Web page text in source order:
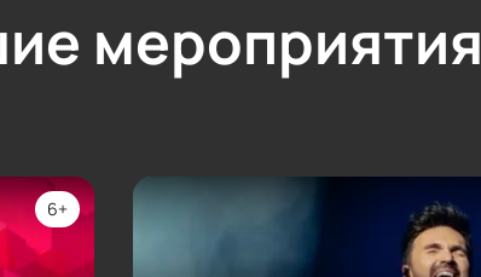
мероприятия
6+